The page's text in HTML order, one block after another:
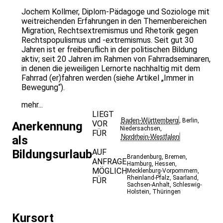
Jochem Kollmer, Diplom-Pädagoge und Soziologe mit
weitreichenden Erfahrungen in den Themenbereichen
Migration, Rechtsextremismus und Rhetorik gegen
Rechtspopulismus und -extremismus. Seit gut 30
Jahren ist er freiberuflich in der politischen Bildung
aktiv; seit 20 Jahren im Rahmen von Fahrradseminaren,
in denen die jeweiligen Lernorte nachhaltig mit dem
Fahrrad (er)fahren werden (siehe Artikel „Immer in
Bewegung“).
mehr...
Anerkennung
als
Bildungsurlaub
LIEGT
VOR
FÜR
Baden-Württemberg, Berlin,
Niedersachsen,
Nordrhein-Westfalen
AUF
ANFRAGE
MÖGLICH
FÜR
Brandenburg, Bremen,
Hamburg, Hessen,
Mecklenburg-Vorpommern,
Rheinland-Pfalz, Saarland,
Sachsen-Anhalt, Schleswig-
Holstein, Thüringen
Kursort